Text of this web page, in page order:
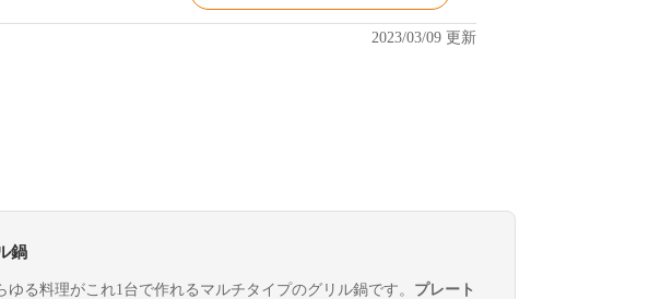
2023/03/09 更新
鍋
る料理がこれ1台で作れるマルチタイプのグリル鍋です。 プレート